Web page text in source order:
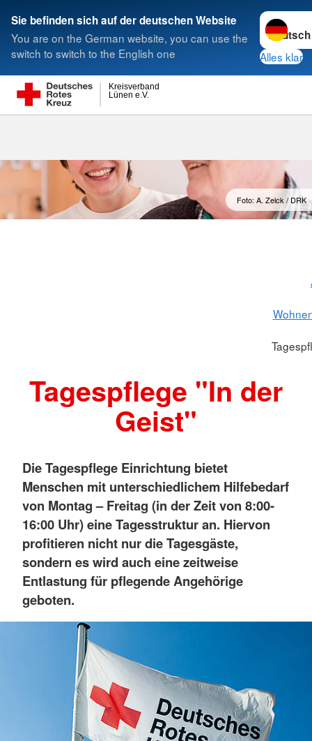
Sie befinden sich auf der deutschen Website
You are on the German website, you can use the
switch to switch to the English one
Sprache
Alles klar
Lünen e.V.
Kreisverband
Suche
Foto: A. Zelck / DRK
Tagespflege "In der
Geist"
Die Tagespflege Einrichtung bietet
Menschen mit unterschiedlichem Hilfebedarf
von Montag – Freitag (in der Zeit von 8:00-
16:00 Uhr) eine Tagesstruktur an. Hiervon
profitieren nicht nur die Tagesgäste,
sondern es wird auch eine zeitweise
Entlastung für pflegende Angehörige
geboten.